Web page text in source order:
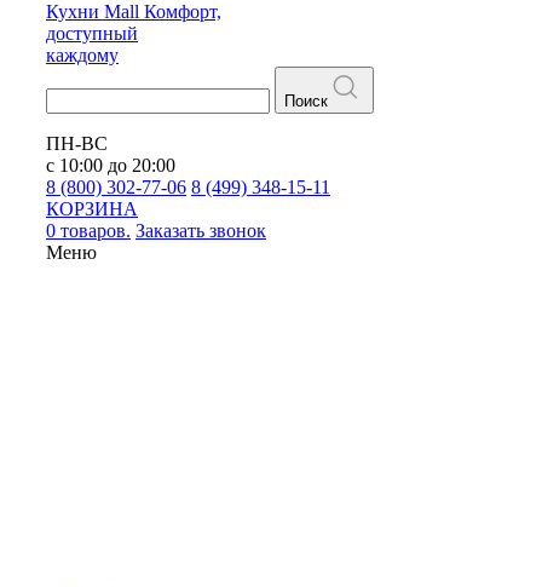
Кухни Mall Комфорт,
доступный
каждому
Поиск
ПН-ВС
с 10:00 до 20:00
8 (800) 302-77-06 8 (499) 348-15-11
КОРЗИНА
0 товаров. Заказать звонок
Меню